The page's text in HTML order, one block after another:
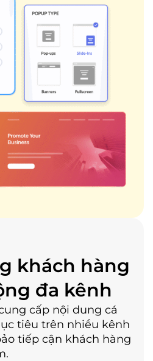
khách hàng
đa kênh
cấp nội dung cá
tiêu trên nhiều kênh
tiếp cận khách hàng